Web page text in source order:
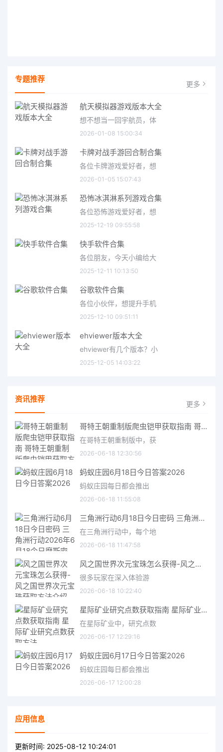
专题推荐 更多
航天模拟器游戏版本大全
想不想当一回宇航员，体
2026-01-08 15:00:34
卡牌对战手游回合制合集
各位卡牌游戏爱好者，想
2026-01-05 15:07:43
恐怖冰淇淋系列游戏合集
各位恐怖游戏爱好者，想
2025-12-19 09:55:58
快手软件合集
各位朋友，今天小编给大
2025-12-11 10:13:50
谷歌软件合集
各位小伙伴，想提升手机
2025-12-10 09:51:11
ehviewer版本大全
ehviewer有几个版本？小
2025-12-05 14:03:22
资讯推荐 更多
哥特王朝重制版爬虫铠甲获取指南 哥特王朝重制版爬虫铠甲获取方法
在哥特王朝重制版中，获
2026-06-18 12:30:56
蚂蚁庄园6月18日今日答案2026
蚂蚁庄园每日都会推出
2026-06-18 11:55:08
三角洲行动6月18日今日密码 三角洲行动2026年6月18今日摩斯密码分享
在三角洲行动中，每个地
2026-06-18 11:47:58
风之国世界次元宝珠怎么获得-风之国世界次元宝珠获取方法介绍
很多玩家在深入体验游
2026-06-18 10:22:40
星际矿业研究点数获取指南 星际矿业研究点数获取方法
在星际矿业中，研究点数
2026-06-17 12:29:16
蚂蚁庄园6月17日今日答案2026
蚂蚁庄园每日都会推出
2026-06-17 12:00:28
应用信息
更新时间: 2025-08-12 10:24:01